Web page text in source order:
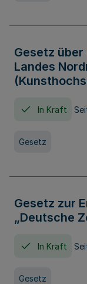
Gesetz
Landes
In Kraft
Gesetz
Gesetz zur
„Deutsche
In Kraft
Gesetz